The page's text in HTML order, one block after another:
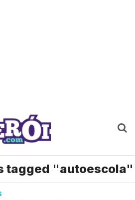
tagged "autoescola"